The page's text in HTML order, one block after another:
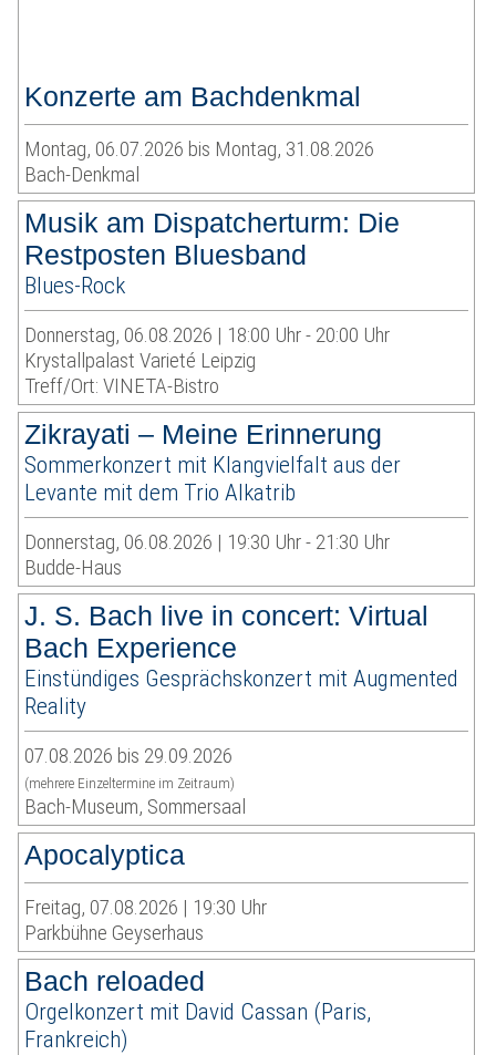
Konzerte am Bachdenkmal
Montag, 06.07.2026 bis Montag, 31.08.2026
Bach-Denkmal
Musik am Dispatcherturm: Die
Restposten Bluesband
Blues-Rock
Donnerstag, 06.08.2026 | 18:00 Uhr - 20:00 Uhr
Krystallpalast Varieté Leipzig
Treff/Ort: VINETA-Bistro
Zikrayati – Meine Erinnerung
Sommerkonzert mit Klangvielfalt aus der
Levante mit dem Trio Alkatrib
Donnerstag, 06.08.2026 | 19:30 Uhr - 21:30 Uhr
Budde-Haus
J. S. Bach live in concert: Virtual
Bach Experience
Einstündiges Gesprächskonzert mit Augmented
Reality
07.08.2026 bis 29.09.2026
(mehrere Einzeltermine im Zeitraum)
Bach-Museum, Sommersaal
Apocalyptica
Freitag, 07.08.2026 | 19:30 Uhr
Parkbühne Geyserhaus
Bach reloaded
Orgelkonzert mit David Cassan (Paris,
Frankreich)